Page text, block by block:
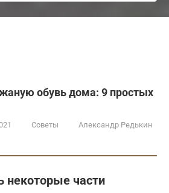
обувь дома: 9 простых
Советы Александр Редькин
некоторые части